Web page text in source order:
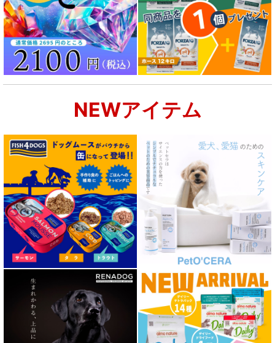
食物アレルギー対応 ドッグフード
腎臓ケア対応ドッグフード
肝臓ケア対応ドッグフード
肥満ケア対応 フード for DOG
泌尿器ケア対応 フード for DOG
胃腸ケア対応 フード for DOG
口腔内・喉ケア対応商品 犬用
心臓ケア対応ドッグフード
NEWアイテム